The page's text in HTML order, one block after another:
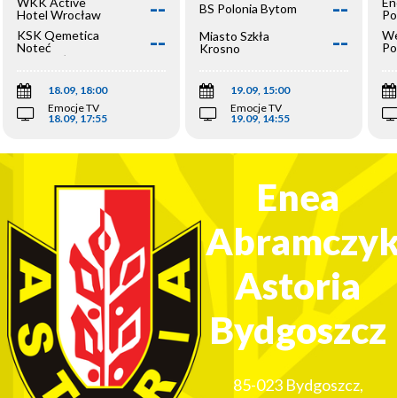
Hotel Wrocław
--
KSK Qemetica
Noteć
Inowrocław
--
18.09, 18:00
Emocje TV
18.09, 17:55
BS Polonia Bytom --
Miasto Szkła
Krosno
--
19.09, 15:00
Emocje TV
19.09, 14:55
Enea
Astoria
Bydgoszcz
85-023 Bydgoszcz,